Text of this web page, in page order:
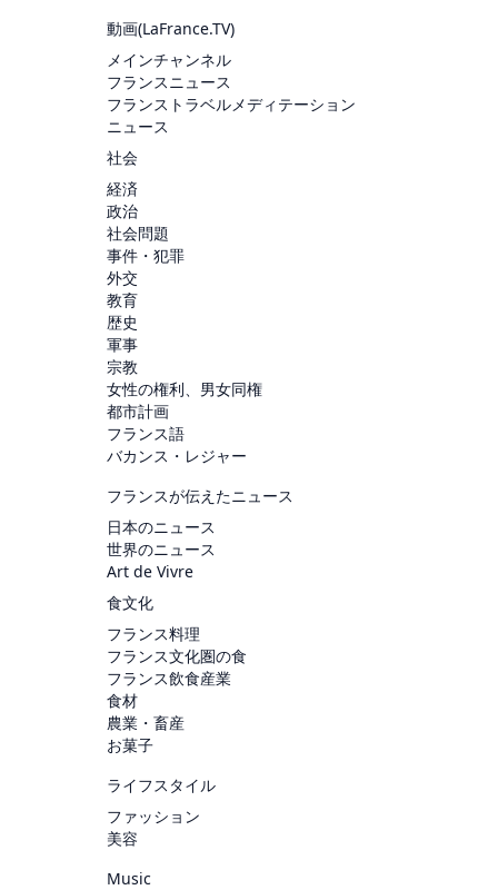
動画(LaFrance.TV)
メインチャンネル
フランスニュース
フランストラベルメディテーション
ニュース
社会
経済
政治
社会問題
事件・犯罪
外交
教育
歴史
軍事
宗教
女性の権利、男女同権
都市計画
フランス語
バカンス・レジャー
フランスが伝えたニュース
日本のニュース
世界のニュース
Art de Vivre
食文化
フランス料理
フランス文化圏の食
フランス飲食産業
食材
農業・畜産
お菓子
ライフスタイル
ファッション
美容
Music